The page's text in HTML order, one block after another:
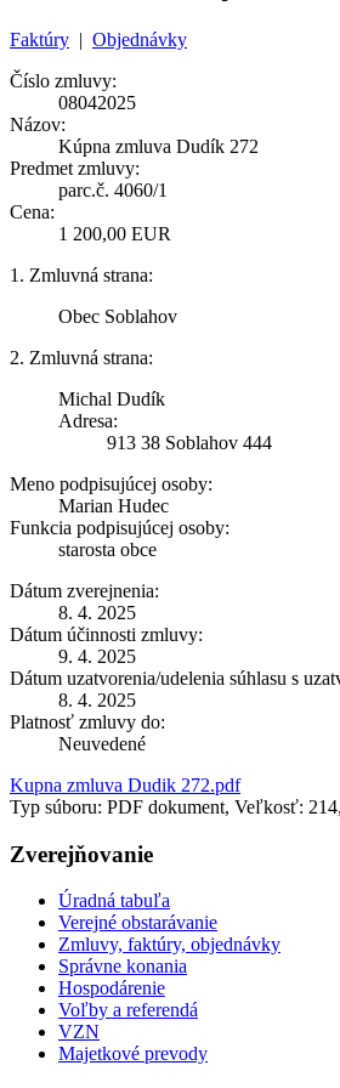
Faktúry | Objednávky
Číslo zmluvy:
08042025
Názov:
Kúpna zmluva Dudík 272
Predmet zmluvy:
parc.č. 4060/1
Cena:
1 200,00 EUR
1. Zmluvná strana:
Obec Soblahov
2. Zmluvná strana:
Michal Dudík
Adresa:
913 38 Soblahov 444
Meno podpisujúcej osoby:
Marian Hudec
Funkcia podpisujúcej osoby:
starosta obce
Dátum zverejnenia:
8. 4. 2025
Dátum účinnosti zmluvy:
9. 4. 2025
Dátum uzatvorenia/udelenia súhlasu s
8. 4. 2025
Platnosť zmluvy do:
Neuvedené
Kupna zmluva Dudik 272.pdf
Typ súboru: PDF dokument, Veľkosť:
Zverejňovanie
Úradná tabuľa
Verejné obstarávanie
Zmluvy, faktúry, objednávky
Správne konania
Hospodárenie
Voľby a referendá
VZN
Majetkové prevody